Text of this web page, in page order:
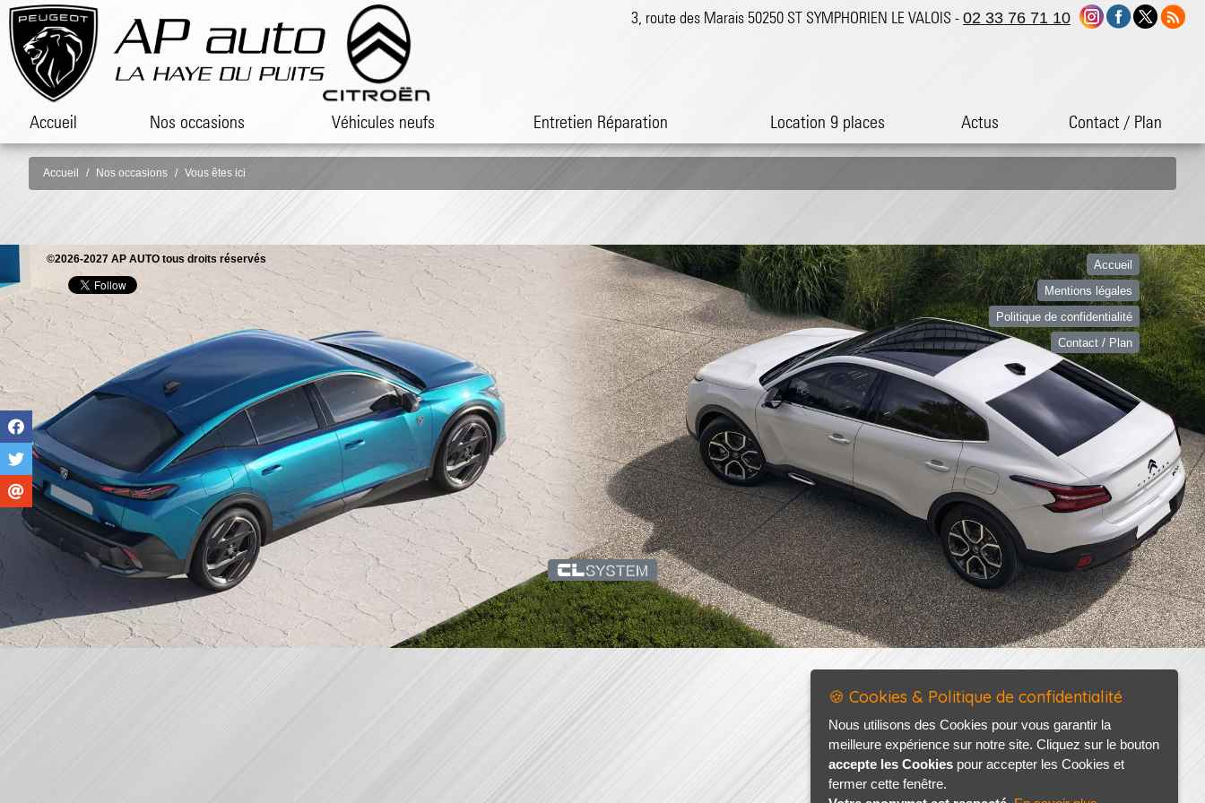
Accueil Nos occasions Véhicules neufs Entretien Réparation Location 9 places Actus Contact / Plan
3, route des Marais 50250 ST SYMPHORIEN LE VALOIS - 02 33 76 71 10
Accueil Nos occasions Vous êtes ici
©2026-2027 AP AUTO tous droits réservés
Accueil
Mentions légales
Politique de confidentialité
Contact / Plan
🍪 Cookies & Politique de confidentialité
Nous utilisons des Cookies pour vous garantir la
meilleure expérience sur notre site. Cliquez sur le bouton
accepte les Cookies pour accepter les Cookies et
fermer cette fenêtre.